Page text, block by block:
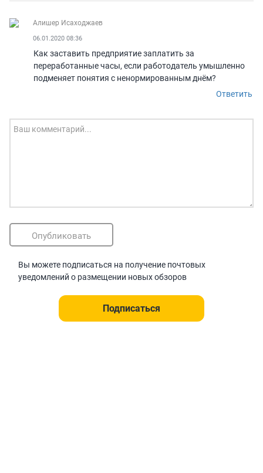
Алишер Исаходжаев
06.01.2020 08:36
Как заставить предприятие заплатить за
переработанные часы, если работодатель умышленно
подменяет понятия с ненормированным днём?
Ответить
Опубликовать
Вы можете подписаться на получение почтовых
уведомлений о размещении новых обзоров
Подписаться